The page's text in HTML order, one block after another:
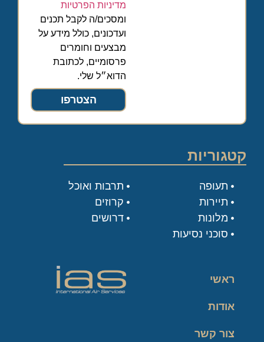
מדיניות הפרטיות
ומסכים/ה לקבל תכנים
ועדכונים, כולל מידע על
מבצעים וחומרים
פרסומיים, לכתובת
הדוא״ל שלי.
הצטרפו
קטגוריות
תעופה
תיירות
מלונות
סוכני נסיעות
תרבות ואוכל
קרוזים
דרושים
ראשי
אודות
צור קשר